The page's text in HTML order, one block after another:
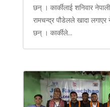
छन् । कार्कीलाई शनिवार
रामचन्द्र पौडेलले खादा लगाएर
छन् । कार्कीले...